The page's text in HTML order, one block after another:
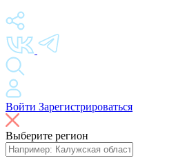
Войти Зарегистрироваться
Выберите регион